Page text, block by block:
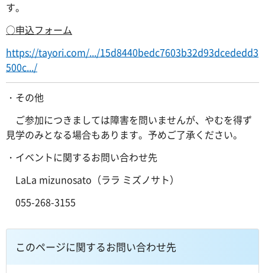
す。
○申込フォーム
https://tayori.com/.../15d8440bedc7603b32d93dcededd3
500c.../
・その他
ご参加につきましては障害を問いませんが、やむを得ず
見学のみとなる場合もあります。予めご了承ください。
・イベントに関するお問い合わせ先
LaLa mizunosato（ララ ミズノサト）
055-268-3155
このページに関するお問い合わせ先